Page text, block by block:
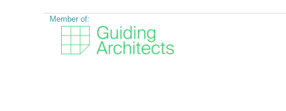
Member of: